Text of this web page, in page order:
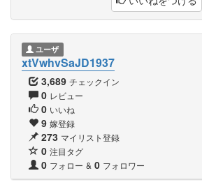
ユーザ
xtVwhvSaJD1937
3,689 チェックイン
0 レビュー
0 いいね
9 嫁登録
273 マイリスト登録
0 注目タグ
0 フォロー & 0 フォロワー